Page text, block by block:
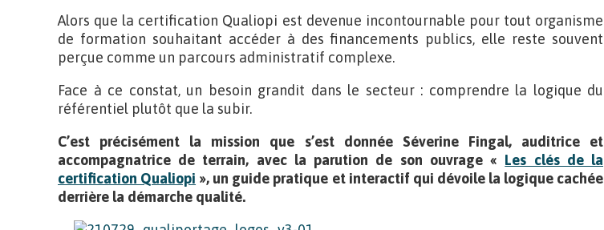
Alors que la certification Qualiopi est devenue incontournable pour tout organisme
de formation souhaitant accéder à des financements publics, elle reste souvent
perçue comme un parcours administratif complexe.
Face à ce constat, un besoin grandit dans le secteur : comprendre la logique du
référentiel plutôt que la subir.
C’est précisément la mission que s’est donnée Séverine Fingal, auditrice et
accompagnatrice de terrain, avec la parution de son ouvrage « Les clés de la
certification Qualiopi », un guide pratique et interactif qui dévoile la logique cachée
derrière la démarche qualité.